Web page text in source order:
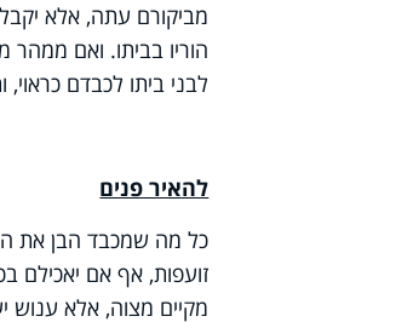
מביקורם עתה, אלא
הוריו בביתו. ואם ממהר
לבני ביתו לכבדם כראוי,
להאיר פנים
כל מה שמכבד הבן את
זועפות, אף אם יאכילם
מקיים מצוה, אלא ענוש